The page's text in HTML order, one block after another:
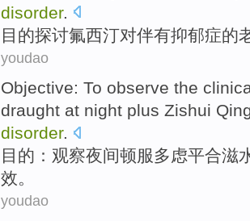
disorder.
目的探讨氟西汀对伴有抑郁症的
youdao
Objective: To observe the
draught at night plus Zishui
disorder.
目的 ： 观察夜间顿服多虑平合滋
效。
youdao